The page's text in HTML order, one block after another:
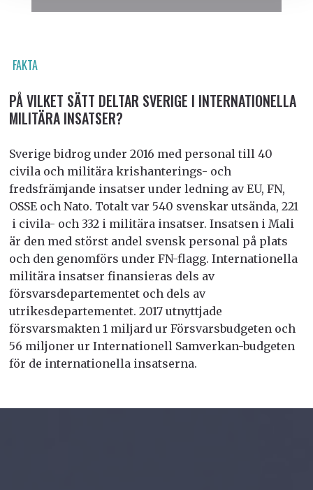
FAKTA
PÅ VILKET SÄTT DELTAR SVERIGE I INTERNATIONELLA
MILITÄRA INSATSER?
Sverige bidrog under 2016 med personal till 40
civila och militära krishanterings- och
fredsfrämjande insatser under ledning av EU, FN,
OSSE och Nato. Totalt var 540 svenskar utsända, 221
i civila- och 332 i militära insatser. Insatsen i Mali
är den med störst andel svensk personal på plats
och den genomförs under FN-flagg. Internationella
militära insatser finansieras dels av
försvarsdepartementet och dels av
utrikesdepartementet. 2017 utnyttjade
försvarsmakten 1 miljard ur Försvarsbudgeten och
56 miljoner ur Internationell Samverkan-budgeten
för de internationella insatserna.